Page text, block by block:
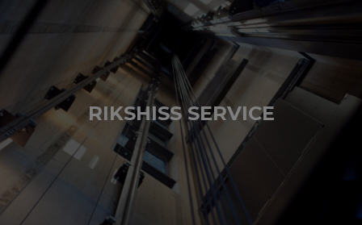
RIKSHISS SERVICE
BESÖK HEMSIDAN